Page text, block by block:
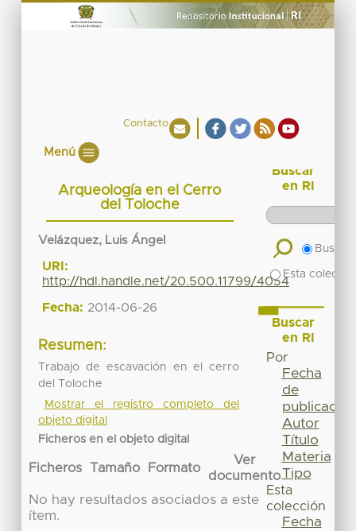
Contacto
Menú
Arqueología en el Cerro
del Toloche
Velázquez, Luis Ángel
URI:
http://hdl.handle.net/20.500.11799/4054
Fecha: 2014-06-26
Resumen:
Trabajo de escavación en el cerro
del Toloche
Mostrar el registro completo del
objeto digital
Ficheros en el objeto digital
Ficheros Tamaño Formato
Ver
documento
No hay resultados asociados a este
ítem.
Buscar
en RI
Buscar
Esta
Buscar
en RI
Por
Fecha
de
publicación
Autor
Título
Materia
Tipo
Esta
colección
Fecha